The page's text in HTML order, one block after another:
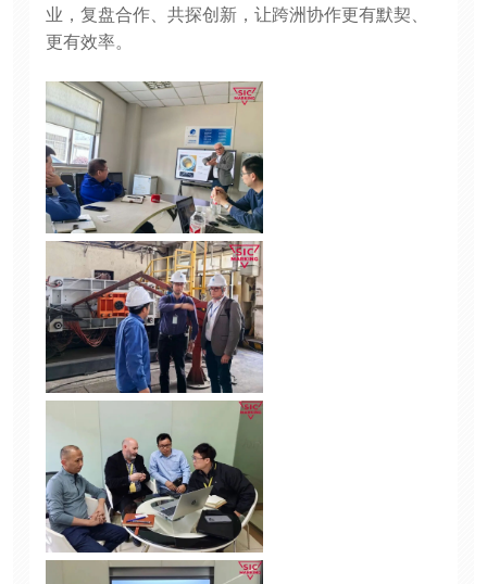
业，复盘合作、共探创新，让跨洲协作更有默契、
更有效率。